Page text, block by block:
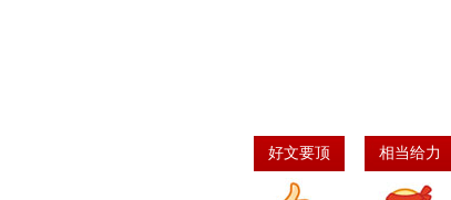
好文要顶 相当给力